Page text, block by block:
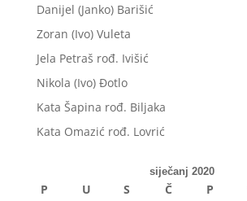
Danijel (Janko) Barišić
Zoran (Ivo) Vuleta
Jela Petraš rođ. Ivišić
Nikola (Ivo) Đotlo
Kata Šapina rođ. Biljaka
Kata Omazić rođ. Lovrić
siječanj 2020
P U S Č P